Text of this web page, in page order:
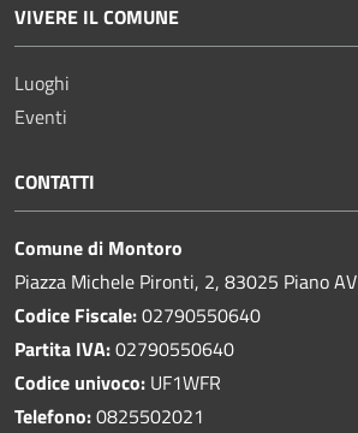
VIVERE IL COMUNE
Luoghi
Eventi
CONTATTI
Comune di Montoro
Piazza Michele Pironti, 2, 83025 Piano AV
Codice Fiscale:02790550640
Partita IVA:02790550640
Codice univoco: UF1WFR
Telefono:0825502021